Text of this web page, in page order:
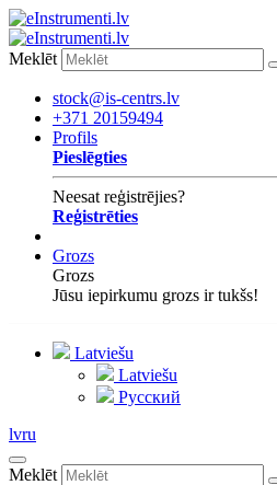
Meklēt
stock@is-centrs.lv
+371 20159494
Profils
Pieslēgties
Neesat reģistrējies?
Reģistrēties
Grozs
Grozs
Jūsu iepirkumu grozs ir tukšs!
Latviešu
Latviešu
Русский
lvru
Meklēt